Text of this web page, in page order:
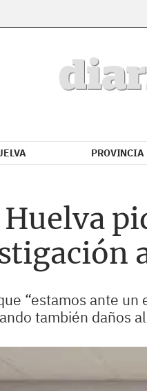
PROVINCIA
Huelva
“estamos ante
también daños